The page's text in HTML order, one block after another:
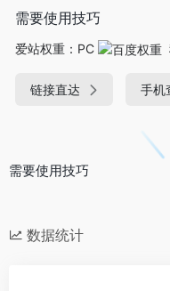
需要使用技巧
爱站权重： PC
链接直达 手机
需要使用技巧
数据统计